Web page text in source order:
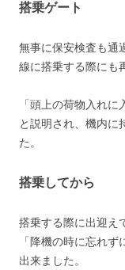
搭乗ゲート
無事に保安検査も通
線に搭乗する際にも
「頭上の荷物入れ
と説明され、機内に
た。
搭乗してから
搭乗する際に出迎え
「降機の時に忘れ
出来ました。